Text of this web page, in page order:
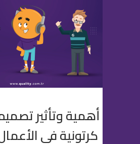
أهمية وتأثير
كرتونية في